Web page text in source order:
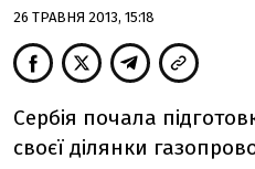
26 ТРАВНЯ 2013, 15:18
Сербія почала
своєї ділянки